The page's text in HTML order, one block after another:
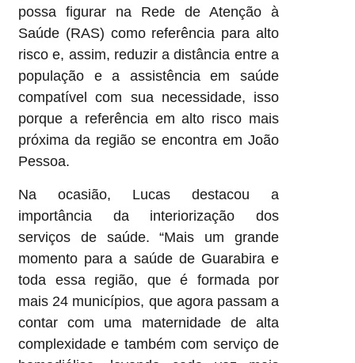
possa figurar na Rede de Atenção à
Saúde (RAS) como referência para alto
risco e, assim, reduzir a distância entre a
população e a assistência em saúde
compatível com sua necessidade, isso
porque a referência em alto risco mais
próxima da região se encontra em João
Pessoa.
Na ocasião, Lucas destacou a
importância da interiorização dos
serviços de saúde. “Mais um grande
momento para a saúde de Guarabira e
toda essa região, que é formada por
mais 24 municípios, que agora passam a
contar com uma maternidade de alta
complexidade e também com serviço de